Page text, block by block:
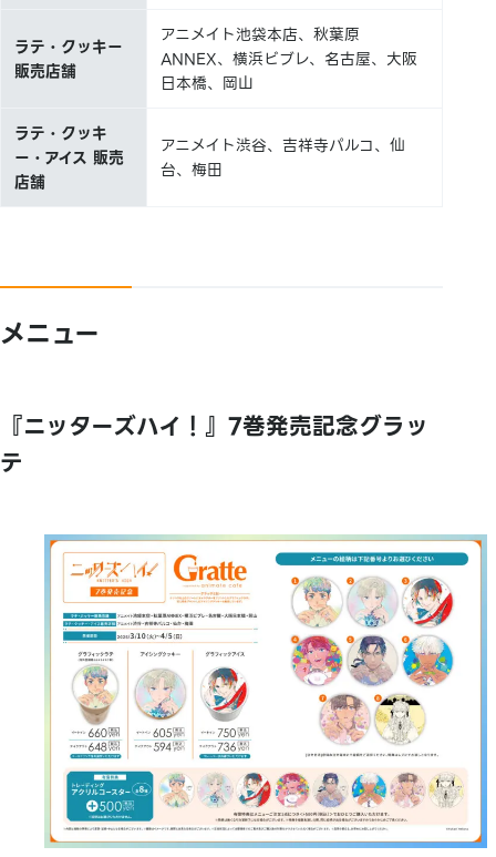
ラテ・クッキー
販売店舗
アニメイト池袋本店、秋葉原
ANNEX、横浜ビブレ、名古屋、大阪
日本橋、岡山
ラテ・クッキ
ー・アイス 販売
店舗
アニメイト渋谷、吉祥寺パルコ、仙
台、梅田
メニュー
『ニッターズハイ！』7巻発売記念グラッ
テ